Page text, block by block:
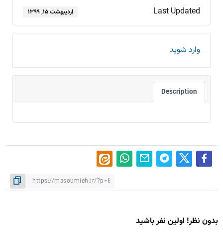
Last Updated اردیبهشت ۱۵, ۱۳۹۹
وارد شوید
Description
بدون نظر! اولین نفر باشید